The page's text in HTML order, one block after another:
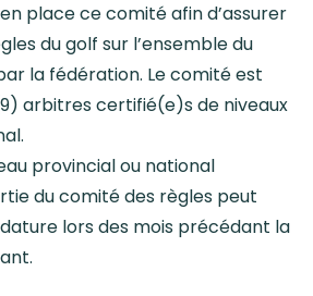
place ce comité afin d’assurer
du golf sur l’ensemble du
la fédération. Le comité est
arbitres certifié(e)s de niveaux
provincial ou national
du comité des règles peut
lors des mois précédant la